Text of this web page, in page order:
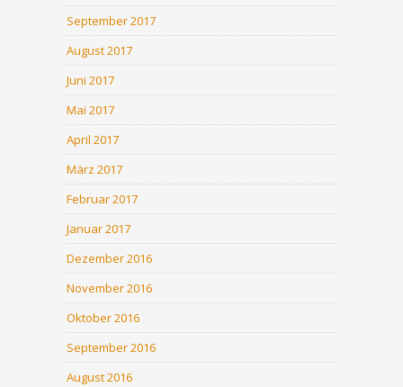
September 2017
August 2017
Juni 2017
Mai 2017
April 2017
März 2017
Februar 2017
Januar 2017
Dezember 2016
November 2016
Oktober 2016
September 2016
August 2016